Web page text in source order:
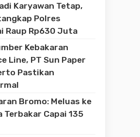
Karyawan Tetap,
Polres
Raup Rp630 Juta
Kebakaran
Line, PT Sun Paper
Pastikan
Bromo: Meluas ke
Terbakar Capai 135